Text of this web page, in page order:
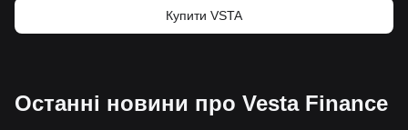
Купити VSTA
Останні новини про Vesta Finance